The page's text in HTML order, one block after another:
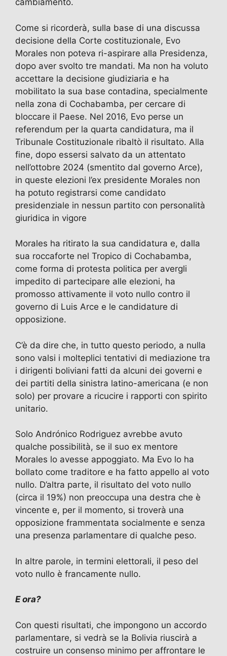
cambiamento.
Come si ricorderà, sulla base di una discussa
decisione della Corte costituzionale, Evo
Morales non poteva ri-aspirare alla Presidenza,
dopo aver svolto tre mandati. Ma non ha voluto
accettare la decisione giudiziaria e ha
mobilitato la sua base contadina, specialmente
nella zona di Cochabamba, per cercare di
bloccare il Paese. Nel 2016, Evo perse un
referendum per la quarta candidatura, ma il
Tribunale Costituzionale ribaltò il risultato. Alla
fine, dopo essersi salvato da un attentato
nell’ottobre 2024 (smentito dal governo Arce),
in queste elezioni l’ex presidente Morales non
ha potuto registrarsi come candidato
presidenziale in nessun partito con personalità
giuridica in vigore
Morales ha ritirato la sua candidatura e, dalla
sua roccaforte nel Tropico di Cochabamba,
come forma di protesta politica per avergli
impedito di partecipare alle elezioni, ha
promosso attivamente il voto nullo contro il
governo di Luis Arce e le candidature di
opposizione.
C’è da dire che, in tutto questo periodo, a nulla
sono valsi i molteplici tentativi di mediazione tra
i dirigenti boliviani fatti da alcuni dei governi e
dei partiti della sinistra latino-americana (e non
solo) per provare a ricucire i rapporti con spirito
unitario.
Solo Andrónico Rodriguez avrebbe avuto
qualche possibilità, se il suo ex mentore
Morales lo avesse appoggiato. Ma Evo lo ha
bollato come traditore e ha fatto appello al voto
nullo. D’altra parte, il risultato del voto nullo
(circa il 19%) non preoccupa una destra che è
vincente e, per il momento, si troverà una
opposizione frammentata socialmente e senza
una presenza parlamentare di qualche peso.
In altre parole, in termini elettorali, il peso del
voto nullo è francamente nullo.
E ora?
Con questi risultati, che impongono un accordo
parlamentare, si vedrà se la Bolivia riuscirà a
costruire un consenso minimo per affrontare le